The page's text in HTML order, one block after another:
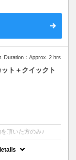
Duration：Approx. 2 hrs
ト＋クイックト
頂いた方のみ♪